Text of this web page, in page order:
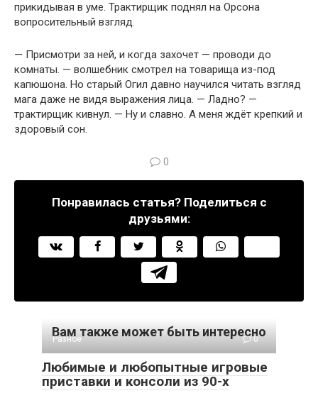
прикидывая в уме. Трактирщик поднял на Орсона
вопросительный взгляд.
— Присмотри за ней, и когда захочет — проводи до
комнаты. — волшебник смотрел на товарища из-под
капюшона. Но старый Огил давно научился читать взгляд
мага даже не видя выражения лица. — Ладно? —
трактирщик кивнул. — Ну и славно. А меня ждёт крепкий и
здоровый сон.
0
Понравилась статья? Поделиться с
друзьями:
Вам также может быть интересно
Разное 0
Любимые и любопытные игровые
приставки и консоли из 90-х